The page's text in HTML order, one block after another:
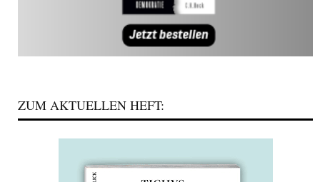
ZUM AKTUELLEN HEFT: